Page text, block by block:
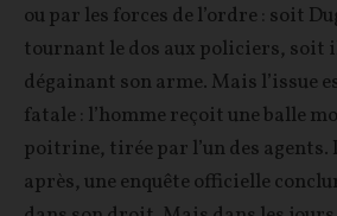
ou par les forces de l’ordre : soit
tournant le dos aux policiers, soit
dégainant son arme. Mais l’issue
fatale : l’homme reçoit une balle
poitrine, tirée par l’un des agents.
après, une enquête officielle